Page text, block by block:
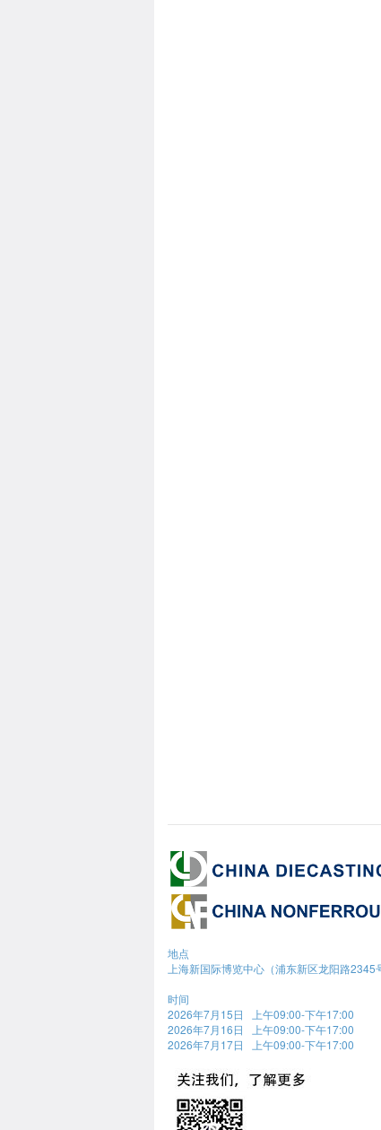
地点
上海新国际博览中心（浦东新区龙阳路2345
时间
2026年7月15日 上午09:00-下午17:00
2026年7月16日 上午09:00-下午17:00
2026年7月17日 上午09:00-下午17:00